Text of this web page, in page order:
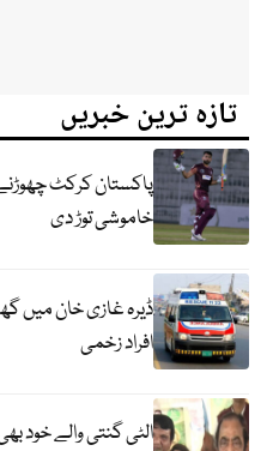
تازہ ترین خبریں
پاکستان کرکٹ
خاموشی توڑ دی
افراد زخمی
الٹی گنتی والے خود